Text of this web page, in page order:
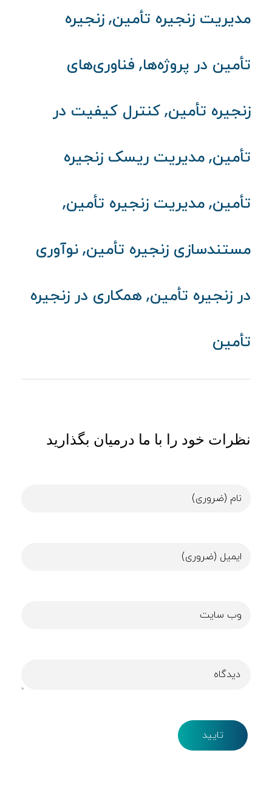
مدیریت زنجیره تأمین, زنجیره
تأمین در پروژه‌ها, فناوری‌های
زنجیره تأمین, کنترل کیفیت در
تأمین, مدیریت ریسک زنجیره
تأمین, مدیریت زنجیره تأمین,
مستندسازی زنجیره تأمین, نوآوری
در زنجیره تأمین, همکاری در زنجیره
تأمین
نظرات خود را با ما درمیان بگذارید